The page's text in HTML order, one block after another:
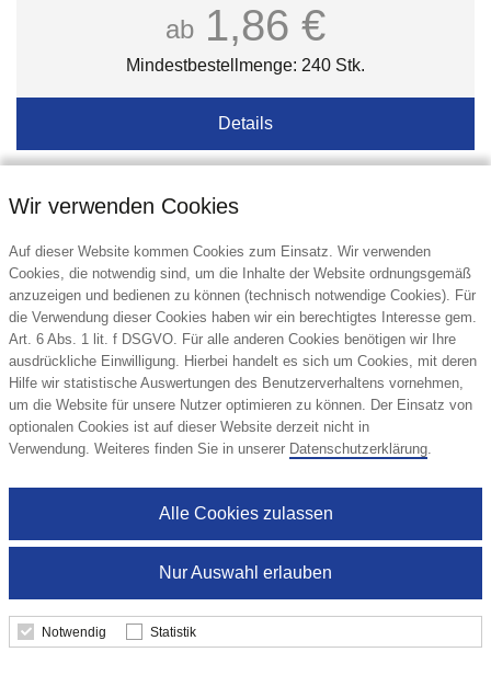
ab 1,86 €
Mindestbestellmenge: 240 Stk.
Details
Maxi-Promo-Pack mit Hello Mini Stick Mix
Wir verwenden Cookies
Auf dieser Website kommen Cookies zum Einsatz. Wir verwenden
Cookies, die notwendig sind, um die Inhalte der Website ordnungsgemäß
anzuzeigen und bedienen zu können (technisch notwendige Cookies). Für
die Verwendung dieser Cookies haben wir ein berechtigtes Interesse gem.
Art. 6 Abs. 1 lit. f DSGVO. Für alle anderen Cookies benötigen wir Ihre
ausdrückliche Einwilligung. Hierbei handelt es sich um Cookies, mit deren
Hilfe wir statistische Auswertungen des Benutzerverhaltens vornehmen,
um die Website für unsere Nutzer optimieren zu können. Der Einsatz von
optionalen Cookies ist auf dieser Website derzeit nicht in
Verwendung. Weiteres finden Sie in unserer Datenschutzerklärung.
Nur Auswahl erlauben
Alle Cookies zulassen
Notwendig Statistik